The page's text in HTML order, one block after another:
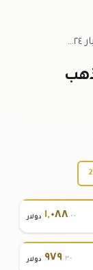
١,٠٨٨.٠٠ دولار
٩٧٩.٣٠ دولار